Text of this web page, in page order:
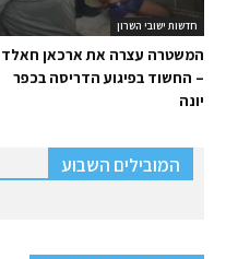
חדשות ישובי השרון
המשטרה עצרה את ארכאן חאלד
– החשוד בפיגוע הדריסה בכפר
יונה
המובילים השבוע